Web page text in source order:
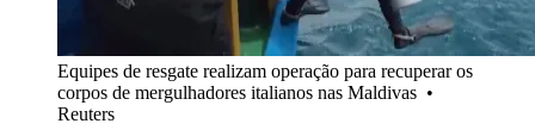
Equipes de resgate realizam operação para recuperar os
corpos de mergulhadores italianos nas Maldivas •
Reuters